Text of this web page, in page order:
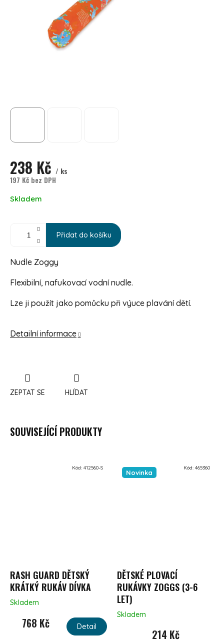
238 Kč / ks
197 Kč bez DPH
Měrná cena:
Skladem
Přidat do košíku
Nudle Zoggy
Flexibilní, nafukovací vodní nudle.
Lze ji použít jako pomůcku při výuce plavání dětí.
Detailní informace
ZEPTAT SE HLÍDAT
SOUVISEJÍCÍ PRODUKTY
RASH GUARD DĚTSKÝ
KRÁTKÝ RUKÁV DÍVKA
Skladem
768 Kč Detail
Kód: 412560-S
Novinka
DĚTSKÉ PLOVACÍ
RUKÁVKY ZOGGS (3-6
LET)
Skladem
214 Kč
Kód: 465360